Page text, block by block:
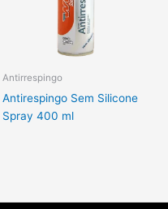
Antirrespingo
Antirespingo Sem Silicone
Spray 400 ml